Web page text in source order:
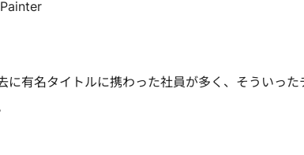
有名タイトルに携わった社員が多く、そういった